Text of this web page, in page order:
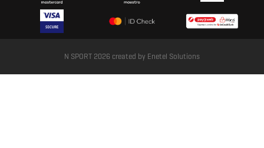
N SPORT 2026 created by Enetel Solutions